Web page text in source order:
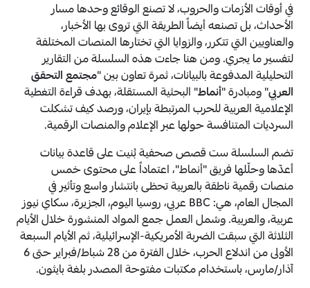
في أوقات الأزمات والحروب، لا تصنع الوقائع وحدها مسار
الأحداث، بل تصنعه أيضاً الطريقة التي تروى بها الأخبار،
والعناويين التي تتكرر، والزوايا التي تختارها المنصات المختلفة
لتفسير ما يجري. ومن هنا جاءت هذه السلسلة من التقارير
التحليلية المدفوعة بالبيانات، ثمرة تعاون بين "مجتمع التحقق
العربي" ومبادرة "أنماط" البحثية المستقلة، بهدف قراءة التغطية
الإعلامية العربية للحرب المرتبطة بإيران، ورصد كيف تشكلت
السرديات المتنافسة حولها عبر الإعلام والمنصات الرقمية.
تضم السلسلة ست قصص صحفية بُنيت على قاعدة بيانات
أعدّها وحلّلها فريق "أنماط"، اعتماداً على محتوى خمس
منصات رقمية ناطقة بالعربية تحظى بانتشار واسع وتأثير في
المجال العام، هي: BBC عربي، روسيا اليوم، الجزيرة، سكاي نيوز
عربية، والعربية. وشمل العمل جمع المواد المنشورة خلال الأيام
الثلاثة التي سبقت الضربة الأمريكية-الإسرائيلية، ثم الأيام السبعة
الأولى من اندلاع الحرب، خلال الفترة من 28 شباط/فبراير حتى 6
آذار/مارس، باستخدام مكتبات مفتوحة المصدر بلغة بايثون.